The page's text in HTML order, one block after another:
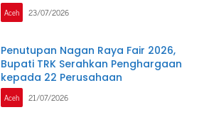
Aceh 23/07/2026
Penutupan Nagan Raya Fair 2026,
Bupati TRK Serahkan Penghargaan
kepada 22 Perusahaan
Aceh 21/07/2026